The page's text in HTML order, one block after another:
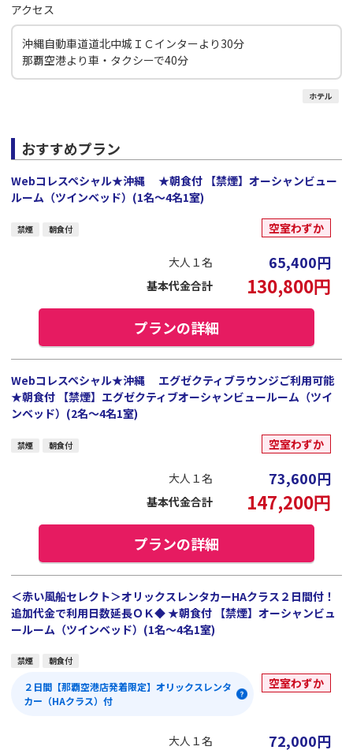
アクセス
沖縄自動車道道北中城ＩＣインターより30分
那覇空港より車・タクシーで40分
ホテル
おすすめプラン
Webコレスペシャル★沖縄 ★朝食付 【禁煙】オーシャンビュー
ルーム（ツインベッド）(1名～4名1室)
禁煙 朝食付 空室わずか
大人１名 65,400円
基本代金合計 130,800円
プランの詳細
Webコレスペシャル★沖縄 エグゼクティブラウンジご利用可能
★朝食付 【禁煙】エグゼクティブオーシャンビュールーム（ツイ
ンベッド）(2名～4名1室)
禁煙 朝食付 空室わずか
大人１名 73,600円
基本代金合計 147,200円
プランの詳細
＜赤い風船セレクト＞オリックスレンタカーHAクラス２日間付！
追加代金で利用日数延長ＯＫ◆ ★朝食付 【禁煙】オーシャンビュ
ールーム（ツインベッド）(1名～4名1室)
禁煙 朝食付
２日間【那覇空港店発着限定】オリックスレンタ
カー（HAクラス）付
空室わずか
大人１名 72,000円